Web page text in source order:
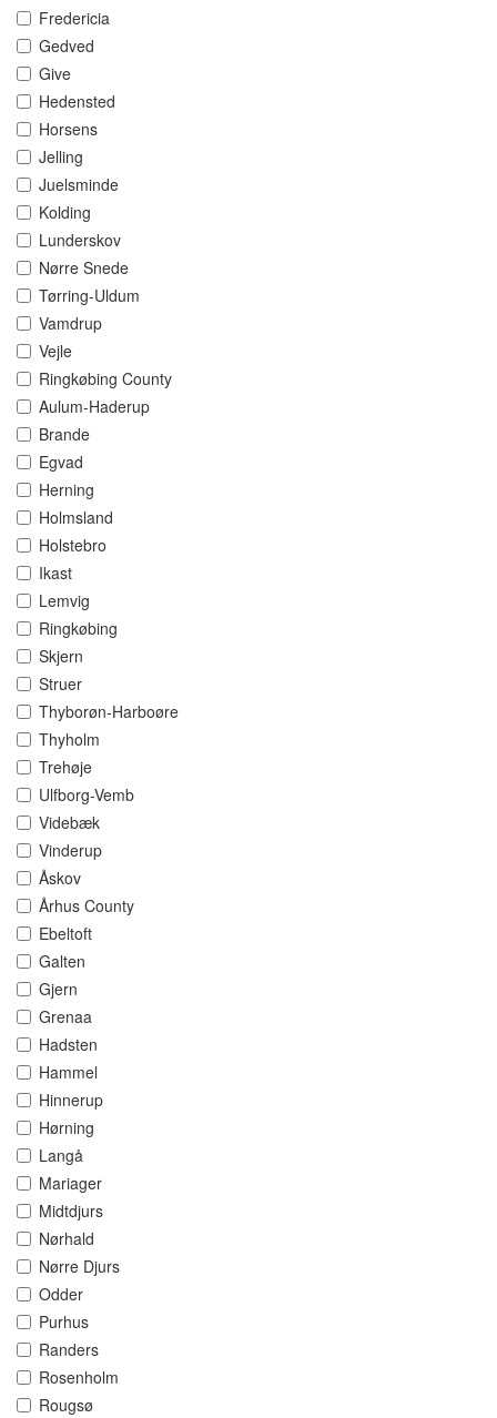
Fredericia
Gedved
Give
Hedensted
Horsens
Jelling
Juelsminde
Kolding
Lunderskov
Nørre Snede
Tørring-Uldum
Vamdrup
Vejle
Ringkøbing County
Aulum-Haderup
Brande
Egvad
Herning
Holmsland
Holstebro
Ikast
Lemvig
Ringkøbing
Skjern
Struer
Thyborøn-Harboøre
Thyholm
Trehøje
Ulfborg-Vemb
Videbæk
Vinderup
Åskov
Århus County
Ebeltoft
Galten
Gjern
Grenaa
Hadsten
Hammel
Hinnerup
Hørning
Langå
Mariager
Midtdjurs
Nørhald
Nørre Djurs
Odder
Purhus
Randers
Rosenholm
Rougsø